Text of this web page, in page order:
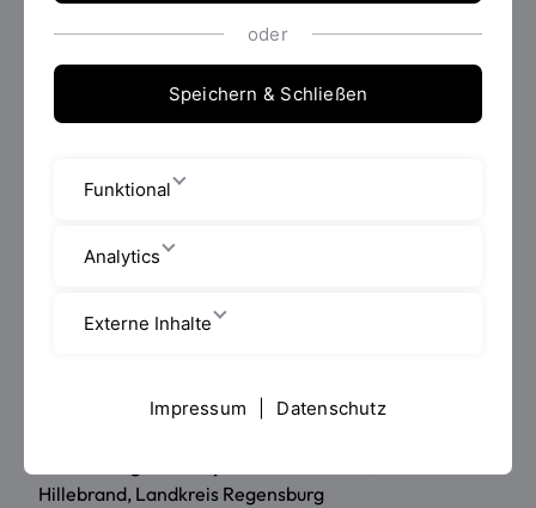
Begrüßung |
Frank Herrmann, Dekan der Fakultät für Informatik
und Mathematik, OTH Regensburg
Steuerung von Prozessketten in der Fertigung |
14:50 Uhr – 15:30 Uhr
Fraunhofer-Institut für Werkzeugmaschinen und
Hillebrand, Landkreis Regensburg
oder
Speichern & Schließen
Funktional
Analytics
Externe Inhalte
Impressum Datenschutz